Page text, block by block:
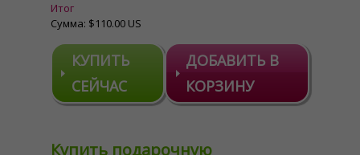
Итог
Сумма: $110.00 US
КУПИТЬ
СЕЙЧАС
ДОБАВИТЬ В
КОРЗИНУ
Купить подарочную